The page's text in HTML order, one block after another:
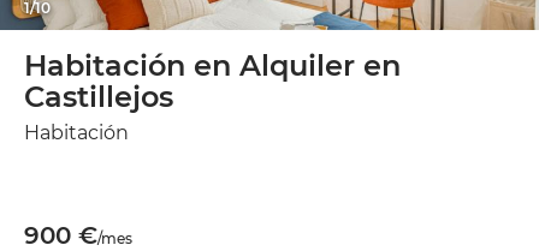
1/10
Habitación en Alquiler en
Castillejos
Habitación
900 €/mes